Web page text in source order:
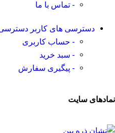
- تماس با ما
دسترسی های کاربر دسترسی
- حساب کاربری
- سبد خرید
- پیگیری سفارش
نمادهای سایت